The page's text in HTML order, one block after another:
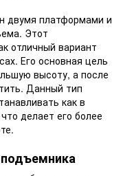
двумя платформами и
Этот
отличный вариант
Его основная цель
высоту, а после
Данный тип
как в
делает его более